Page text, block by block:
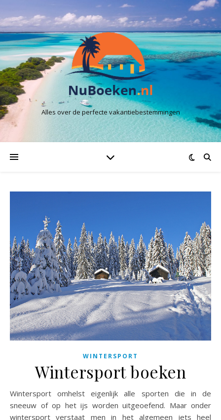
Alles over de perfecte vakantiebestemmingen
WINTERSPORT
Wintersport boeken
Wintersport omhelst eigenlijk alle sporten die in de
sneeuw of op het ijs worden uitgeoefend. Maar onder
wintersport verstaat men in het algemeen iets heel